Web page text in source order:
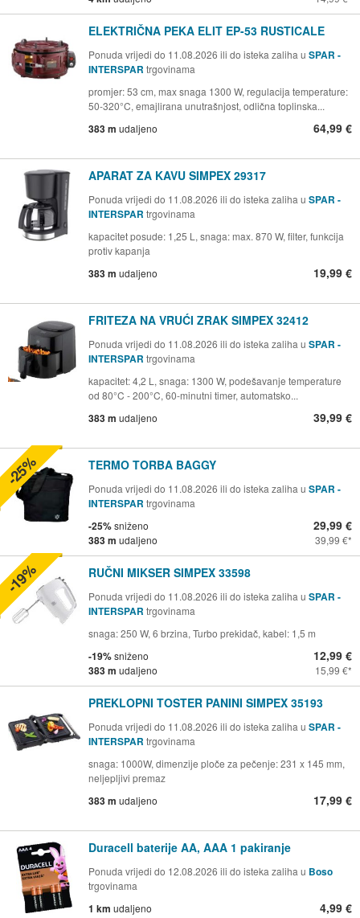
ELEKTRIČNA PEKA ELIT EP-53 RUSTICALE
Ponuda vrijedi do 11.08.2026 ili do isteka zaliha u SPAR -
INTERSPAR trgovinama
promjer: 53 cm, max snaga 1300 W, regulacija temperature:
50-320°C, emajlirana unutrašnjost, odlična toplinska...
383 m udaljeno 64,99 €
APARAT ZA KAVU SIMPEX 29317
Ponuda vrijedi do 11.08.2026 ili do isteka zaliha u SPAR -
INTERSPAR trgovinama
kapacitet posude: 1,25 L, snaga: max. 870 W, filter, funkcija
protiv kapanja
383 m udaljeno 19,99 €
FRITEZA NA VRUĆI ZRAK SIMPEX 32412
Ponuda vrijedi do 11.08.2026 ili do isteka zaliha u SPAR -
INTERSPAR trgovinama
kapacitet: 4,2 L, snaga: 1300 W, podešavanje temperature
od 80°C - 200°C, 60-minutni timer, automatsko...
383 m udaljeno 39,99 €
TERMO TORBA BAGGY
Ponuda vrijedi do 11.08.2026 ili do isteka zaliha u SPAR -
INTERSPAR trgovinama
-25%sniženo
383 m udaljeno
29,99 €
39,99 €
-25%
RUČNI MIKSER SIMPEX 33598
Ponuda vrijedi do 11.08.2026 ili do isteka zaliha u SPAR -
INTERSPAR trgovinama
snaga: 250 W, 6 brzina, Turbo prekidač, kabel: 1,5 m
-19%sniženo
383 m udaljeno
12,99 €
15,99 €
-19%
PREKLOPNI TOSTER PANINI SIMPEX 35193
Ponuda vrijedi do 11.08.2026 ili do isteka zaliha u SPAR -
INTERSPAR trgovinama
snaga: 1000W, dimenzije ploče za pečenje: 231 x 145 mm,
neljepljivi premaz
383 m udaljeno 17,99 €
Duracell baterije AA, AAA 1 pakiranje
Ponuda vrijedi do 12.08.2026 ili do isteka zaliha u Boso
trgovinama
1 km udaljeno 4,99 €